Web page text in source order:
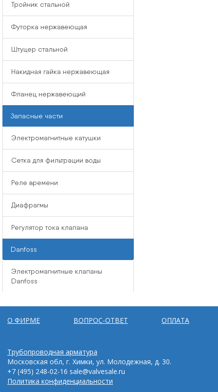
Тройник стальной
Футорка нержавеющая
Штуцер стальной
Накидная гайка нержавеющая
Фланец нержавеющий
Запасные части
Электромагнитные катушки
Сетка для фильтрации воды
Реле времени
Диафрагмы
Регулятор тока клапана
Danfoss
Электромагнитные клапаны
Danfoss
О ФИРМЕ ВОПРОС-ОТВЕТ ОПЛАТА
Трубопроводная арматура
Московская обл, г. Химки, ул. Молодежная, д. 30.
+7 (495) 248-02-16 sale@valvesale.ru
Политика конфиденциальности